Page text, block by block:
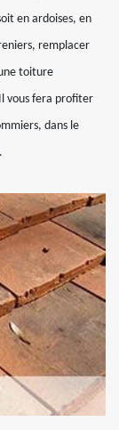
en ardoises, en
remplacer
toiture
vous fera profiter
dans le